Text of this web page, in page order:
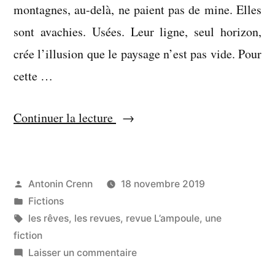
montagnes, au-delà, ne paient pas de mine. Elles
sont avachies. Usées. Leur ligne, seul horizon,
crée l’illusion que le paysage n’est pas vide. Pour
cette …
Continuer la lecture « Un
fuite) »
Publié
par
Antonin Crenn
18 novembre 2019
Publié
dans
Fictions
Étiquettes :
les rêves, les revues, revue L’ampoule, une
fiction
Laisser un commentairesur